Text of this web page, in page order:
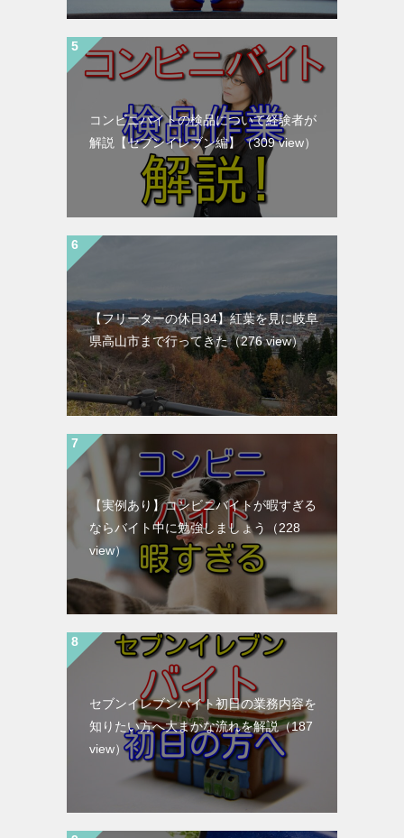
コンビニバイトの検品について経験者が
解説【セブンイレブン編】
（309 view）
【フリーターの休日34】紅葉を見に岐阜
県高山市まで行ってきた（276 view）
【実例あり】コンビニバイトが暇すぎる
ならバイト中に勉強しましょう
（228
view）
セブンイレブンバイト初日の業務内容を
知りたい方へ大まかな流れを解説（187
view）